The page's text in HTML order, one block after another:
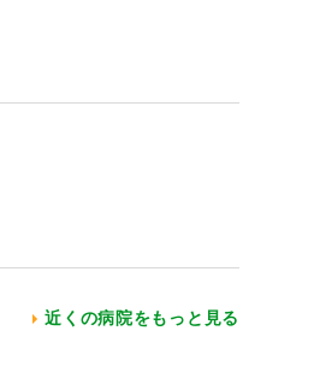
近くの病院をもっと見る